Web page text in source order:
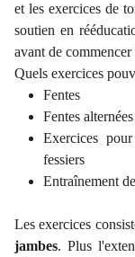
et les exercices de
soutien en
avant de
Quels exercices
Fentes
Fentes alternées
Exercices
fessiers
Entraînement
Les exercices
jambes. Plus